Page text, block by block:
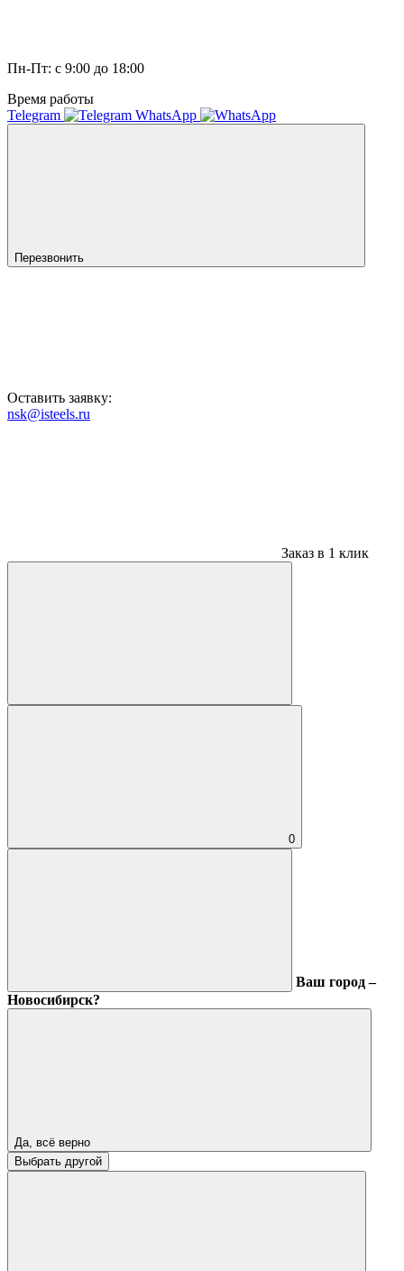
Пн-Пт: с 9:00 до 18:00
Время работы
Telegram
WhatsApp
Перезвонить
Оставить заявку:
nsk@isteels.ru
Заказ в 1 клик
0
Ваш город –
Новосибирск?
Да, всё верно
Выбрать другой